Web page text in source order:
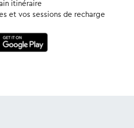
itinéraire
et vos sessions de recharge